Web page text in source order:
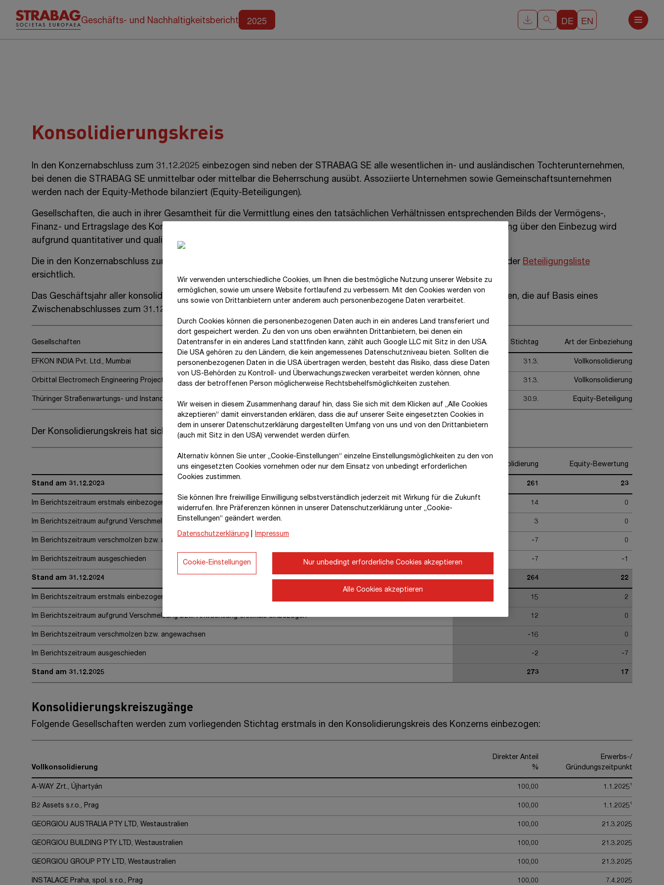
Geschäfts- und Nachhaltigkeitsbericht 2025 DE EN
Konsolidierungskreis
In den Konzernabschluss zum 31.12.2025 einbezogen sind neben der STRABAG SE alle wesentlichen in- und ausländischen Tochterunternehmen,
bei denen die STRABAG SE unmittelbar oder mittelbar die Beherrschung ausübt. Assoziierte Unternehmen sowie Gemeinschaftsunternehmen
werden nach der Equity-Methode bilanziert (Equity-Beteiligungen).
Gesellschaften, die auch in ihrer Gesamtheit für die Vermittlung eines den tatsächlichen Verhältnissen entsprechenden Bilds der Vermögens-,
Finanz- und Ertragslage des Konzerns von unwesentlicher Bedeutung sind, werden nicht konsolidiert. Die Entscheidung über den Einbezug wird
aufgrund quantitativer und qualitativer Überlegungen getroffen.
Die in den Konzernabschluss zum 31.12.20 einbezogenen Tochterunternehmen und Equity-Beteiligungen sind aus der Beteiligungsliste
ersichtlich.
Das Geschäftsjahr aller konsolidierten und assoziierten Unternehmen mit Ausnahme der nachfolgenden Gesellschaften, die auf Basis eines
Zwischenabschlusses zum 31.12.20
Gesellschaften Stichtag Art der Einbeziehung
EFKON INDIA Pvt. Ltd., Mumbai 31.3. Vollkonsolidierung
Orbittal Electromech Engineering Projects Private Limited, Pune 31.3. Vollkonsolidierung
Thüringer Straßenwartungs- und Instandhaltungsgesellschaft mbH & Co. KG, Apfelstädt 30.9. Equity-Beteiligung
Der Konsolidierungskreis hat sich in den Geschäftsjahren 2024und 2025 folgendermaßen entwickelt:
Vollkonsolidierung Equity-Bewertung
Stand am 31.12.2023 261 23
Im Berichtszeitraum erstmals einbezogen 14 0
Im Berichtszeitraum aufgrund Verschmelzung bzw. Anwachsung erstmals einbezogen 3 0
Im Berichtszeitraum verschmolzen bzw. angewachsen -7 0
Im Berichtszeitraum ausgeschieden -7 -1
Stand am 31.12.2024 264 22
Im Berichtszeitraum erstmals einbezogen 15 2
Im Berichtszeitraum aufgrund Verschmelzung bzw. Anwachsung erstmals einbezogen 12 0
Im Berichtszeitraum verschmolzen bzw. angewachsen -16 0
Im Berichtszeitraum ausgeschieden -2 -7
Stand am 31.12.2025 273 17
Konsolidierungskreiszugänge
Folgende Gesellschaften werden zum vorliegenden Stichtag erstmals in den Konsolidierungskreis des Konzerns einbezogen:
Vollkonsolidierung
Direkter Anteil
%
Erwerbs-/
Gründungszeitpunkt
A-WAY Zrt., Újhartyán 100,00 1.1.20251
B2 Assets s.r.o., Prag 100,00 1.1.20251
GEORGIOU AUSTRALIA PTY LTD, Westaustralien 100,00 21.3.2025
GEORGIOU BUILDING PTY LTD, Westaustralien 100,00 21.3.2025
GEORGIOU GROUP PTY LTD, Westaustralien 100,00 21.3.2025
INSTALACE Praha, spol. s r.o., Prag 100,00 7.4.2025
Wir verwenden unterschiedliche Cookies, um Ihnen die best­mögliche Nutzung unserer Website zu
ermöglichen, sowie um unsere Website fortlaufend zu verbessern. Mit den Cookies werden von
uns sowie von Drittanbietern unter anderem auch personenbezogene Daten verarbeitet.
Durch Cookies können die personenbezogenen Daten auch in ein anderes Land transferiert und
dort gespeichert werden. Zu den von uns oben erwähnten Drittanbietern, bei denen ein
Datentransfer in ein anderes Land stattfinden kann, zählt auch Google LLC mit Sitz in den USA.
Die USA gehören zu den Ländern, die kein angemessenes Datenschutzniveau bieten. Sollten die
personenbezogenen Daten in die USA übertragen werden, besteht das Risiko, dass diese Daten
von US-Behörden zu Kontroll- und Überwachungszwecken verarbeitet werden können, ohne
dass der betroffenen Person möglicherweise Rechtsbehelfsmöglichkeiten zustehen.
Wir weisen in diesem Zusammenhang darauf hin, dass Sie sich mit dem Klicken auf „Alle Cookies
akzeptieren“ damit ein­ver­standen erklären, dass die auf unserer Seite eingesetzten Cookies in
dem in unserer Datenschutzerklärung dargestellten Umfang von uns und von den Drittanbietern
(auch mit Sitz in den USA) verwendet werden dürfen.
Alternativ können Sie unter „Cookie-Einstellungen“ einzelne Einstellungsmöglichkeiten zu den von
uns eingesetzten Cookies vornehmen oder nur dem Einsatz von unbedingt erforderlichen
Cookies zustimmen.
Sie können Ihre freiwillige Einwilligung selbstverständlich jederzeit mit Wirkung für die Zukunft
widerrufen. Ihre Prä­fe­renzen können in unserer Datenschutzerklärung unter „Cookie-
Einstellungen“ geändert werden.
Datenschutzerklärung Impressum
Nur unbedingt erforderliche Cookies akzeptieren
Alle Cookies akzeptieren
Cookie-Einstellungen